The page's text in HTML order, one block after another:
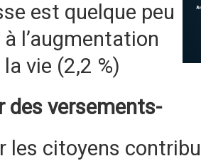
est quelque peu
l’augmentation
vie (2,2 %)
des versements-
les citoyens